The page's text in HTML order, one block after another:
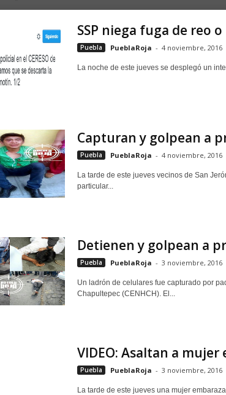
SSP niega fuga de reo
Puebla PueblaRoja - 4 noviembre, 2016
La noche de este jueves se desplegó un
Capturan y golpean a
Puebla PueblaRoja - 4 noviembre, 2016
La tarde de este jueves vecinos de San
particular...
Detienen y golpean a
Puebla PueblaRoja - 3 noviembre, 2016
Un ladrón de celulares fue capturado por
Chapultepec (CENHCH). El...
VIDEO: Asaltan a
Puebla PueblaRoja - 3 noviembre, 2016
La tarde de este jueves una mujer